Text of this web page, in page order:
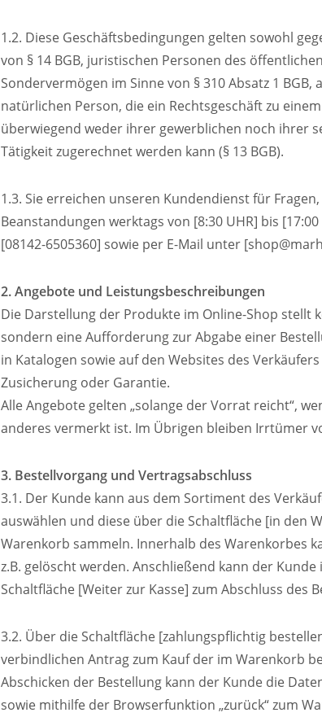
1.2. Diese Geschäftsbedingungen gelten sowohl
von § 14 BGB, juristischen Personen des
Sondervermögen im Sinne von § 310 Absatz 1
natürlichen Person, die ein Rechtsgeschäft zu
überwiegend weder ihrer gewerblichen noch ihrer
Tätigkeit zugerechnet werden kann (§ 13 BGB).
1.3. Sie erreichen unseren Kundendienst für
Beanstandungen werktags von [8:30 UHR] bis
[08142-6505360] sowie per E-Mail unter
2. Angebote und Leistungsbeschreibungen
Die Darstellung der Produkte im Online-Shop stellt
sondern eine Aufforderung zur Abgabe einer
in Katalogen sowie auf den Websites des
Zusicherung oder Garantie.
Alle Angebote gelten „solange der Vorrat reicht“,
anderes vermerkt ist. Im Übrigen bleiben Irrtümer
3. Bestellvorgang und Vertragsabschluss
3.1. Der Kunde kann aus dem Sortiment des
auswählen und diese über die Schaltfläche [in den
Warenkorb sammeln. Innerhalb des Warenkorbes
z.B. gelöscht werden. Anschließend kann der
Schaltfläche [Weiter zur Kasse] zum Abschluss des
3.2. Über die Schaltfläche [zahlungspflichtig
verbindlichen Antrag zum Kauf der im Warenkorb
Abschicken der Bestellung kann der Kunde die
sowie mithilfe der Browserfunktion „zurück“ zum